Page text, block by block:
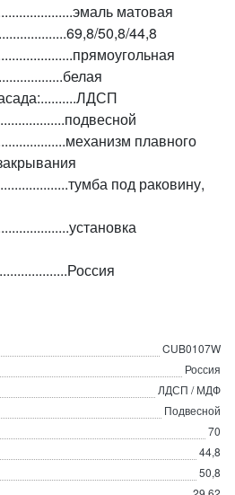
матовая
50,8/44,8
плавного
под раковину,
CUB0107W
Россия
ЛДСП / МДФ
Подвесной
70
44,8
50,8